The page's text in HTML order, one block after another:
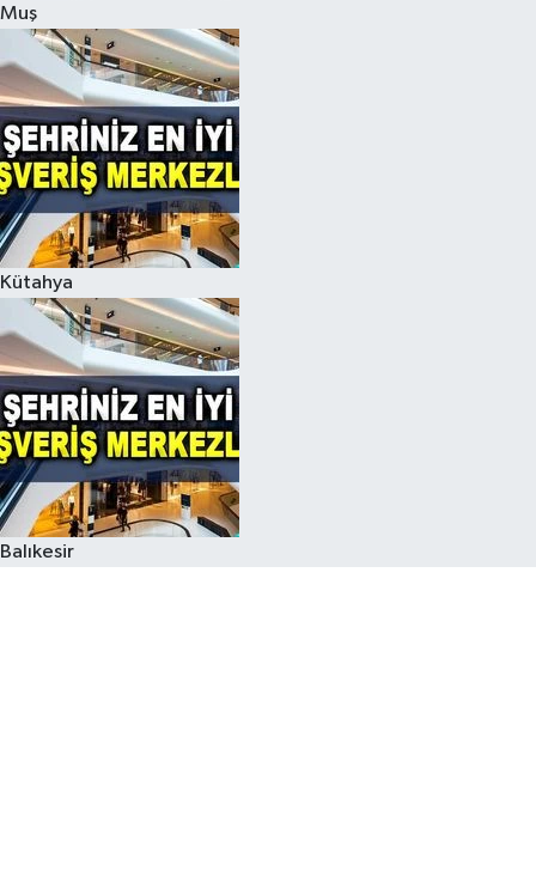
Muş
Kütahya
Balıkesir